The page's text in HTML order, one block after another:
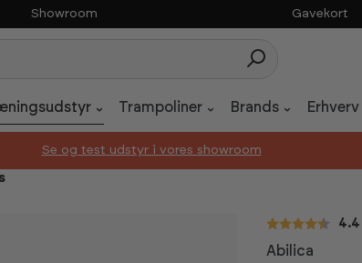
Showroom Gavekort
Trampoliner Brands Erhverv
Se og test udstyr i vores showroom
4.4
Abilica